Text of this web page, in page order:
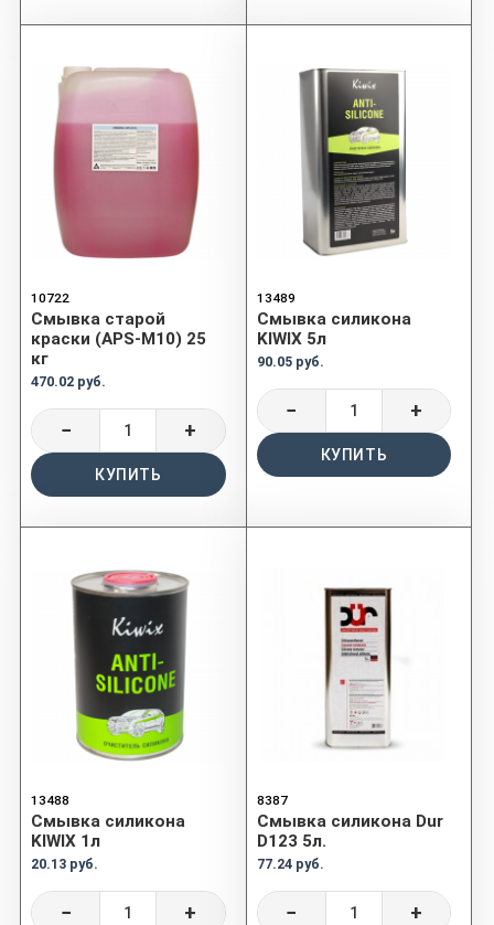
10722
Смывка старой
краски (APS-M10) 25
кг
470.02 руб.
− +
КУПИТЬ
13489
Смывка силикона
KIWIX 5л
90.05 руб.
− +
КУПИТЬ
13488
Смывка силикона
KIWIX 1л
20.13 руб.
− +
8387
Смывка силикона Dur
D123 5л.
77.24 руб.
− +